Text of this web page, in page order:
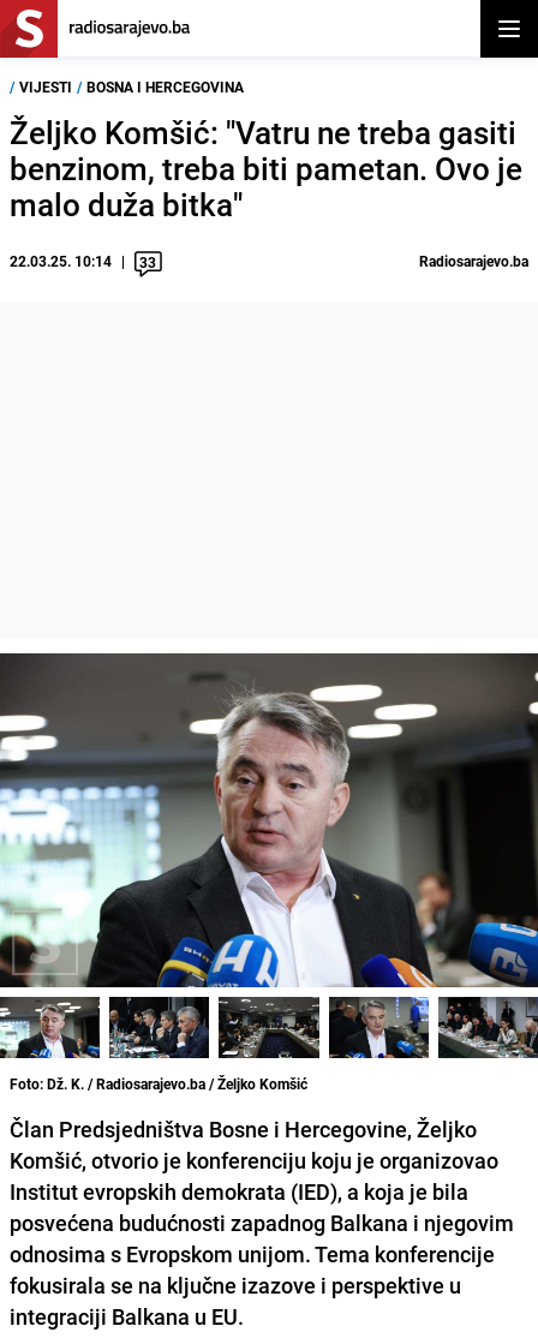
/ VIJESTI / BOSNA I HERCEGOVINA
Željko Komšić: "Vatru ne treba gasiti
benzinom, treba biti pametan. Ovo je
malo duža bitka"
22.03.25. 10:14 33 Radiosarajevo.ba
Foto: Dž. K. / Radiosarajevo.ba / Željko Komšić
Član Predsjedništva Bosne i Hercegovine, Željko
Komšić, otvorio je konferenciju koju je organizovao
Institut evropskih demokrata (IED), a koja je bila
posvećena budućnosti zapadnog Balkana i njegovim
odnosima s Evropskom unijom. Tema konferencije
fokusirala se na ključne izazove i perspektive u
integraciji Balkana u EU.